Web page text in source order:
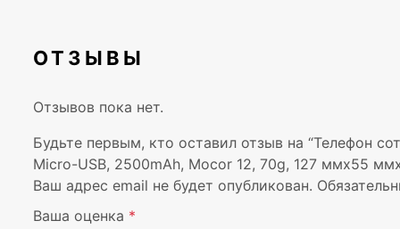
ОТЗЫВЫ
Отзывов пока нет.
Будьте первым, кто оставил отзыв на “Телефон
Micro-USB, 2500mAh, Mocor 12, 70g, 127 ммx55
Ваш адрес email не будет опубликован.
Ваша оценка *